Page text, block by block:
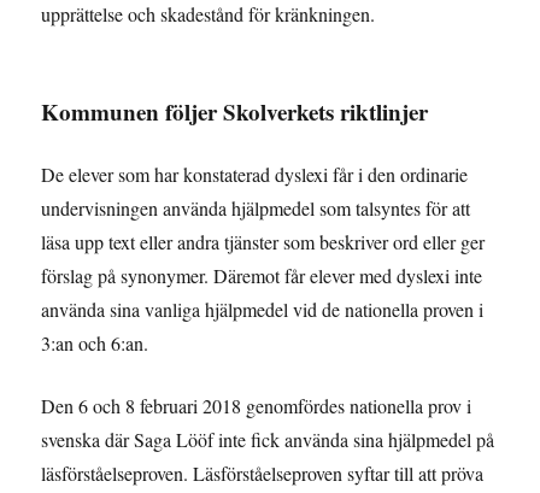
upprättelse och skadestånd för kränkningen.
Kommunen följer Skolverkets riktlinjer
De elever som har konstaterad dyslexi får i den ordinarie
undervisningen använda hjälpmedel som talsyntes för att
läsa upp text eller andra tjänster som beskriver ord eller ger
förslag på synonymer. Däremot får elever med dyslexi inte
använda sina vanliga hjälpmedel vid de nationella proven i
3:an och 6:an.
Den 6 och 8 februari 2018 genomfördes nationella prov i
svenska där Saga Lööf inte fick använda sina hjälpmedel på
läsförståelseproven. Läsförståelseproven syftar till att pröva